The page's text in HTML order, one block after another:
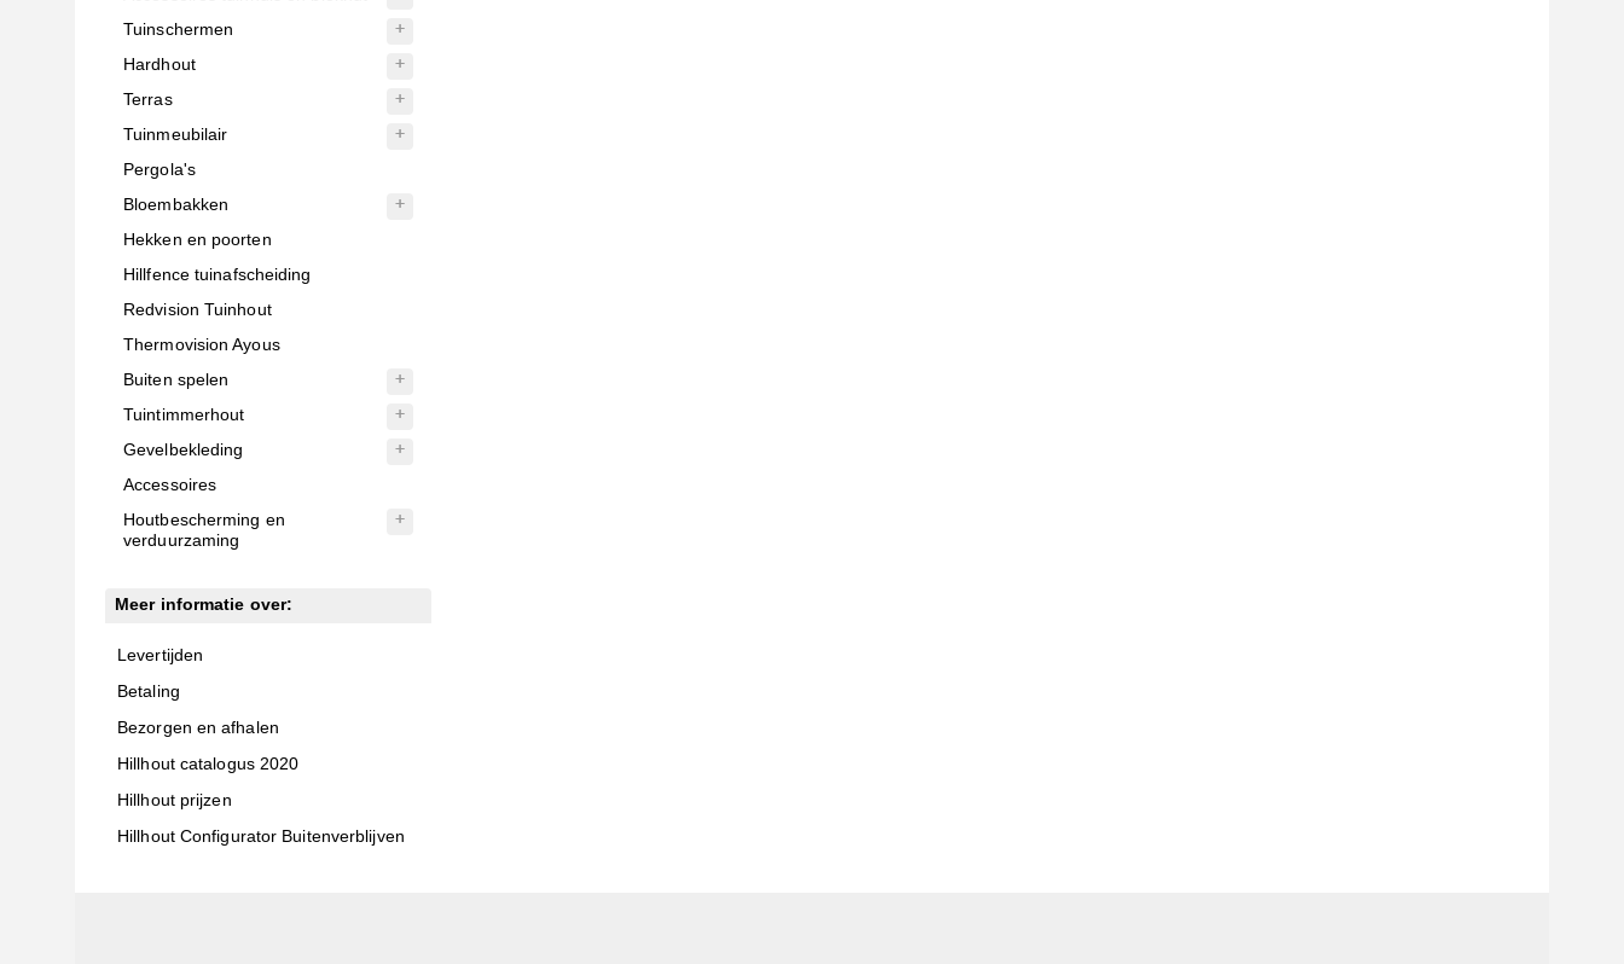
Tuinschermen
Hardhout
Terras
Tuinmeubilair
Pergola's
Bloembakken
Hekken en poorten
Hillfence tuinafscheiding
Redvision Tuinhout
Thermovision Ayous
Buiten spelen
Tuintimmerhout
Gevelbekleding
Accessoires
Houtbescherming en
verduurzaming
Meer informatie over:
Levertijden
Betaling
Bezorgen en afhalen
Hillhout catalogus 2020
Hillhout prijzen
Hillhout Configurator Buitenverblijven